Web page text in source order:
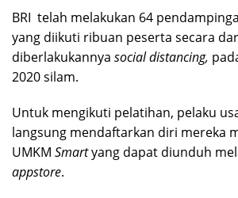
BRI telah melakukan 64
yang diikuti ribuan peserta secara
diberlakukannya social distancing,
2020 silam.
Untuk mengikuti pelatihan, pelaku
langsung mendaftarkan diri mereka
UMKM Smartyang dapat diunduh
appstore.